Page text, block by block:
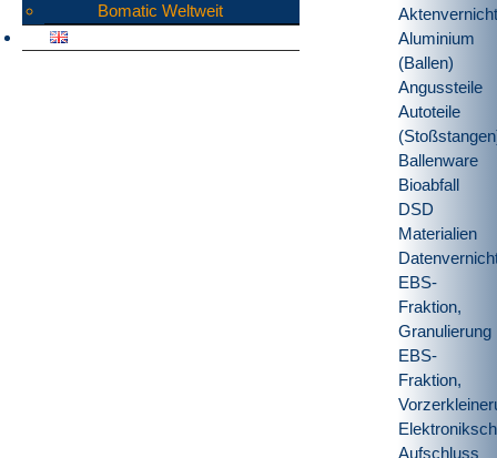
Aluminium
(Ballen)
Angussteile
Autoteile
Ballenware
Bioabfall
DSD
Materialien
EBS-
Fraktion,
Granulierung
EBS-
Fraktion,
Aufschluss
Bomatic Weltweit